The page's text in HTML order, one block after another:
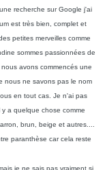
recherche sur Google j'ai
est très bien, complet et
petites merveilles comme
sommes passionnées de
avons commencés une
nous ne savons pas le nom
en tout cas. Je n'ai pas
a quelque chose comme
brun, beige et autres....
paranthèse car cela reste
je ne sais pas vraiment si